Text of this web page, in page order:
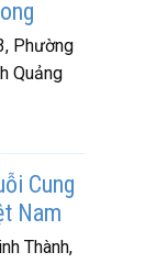
Phường
Quảng
Cung
Nam
Thành,